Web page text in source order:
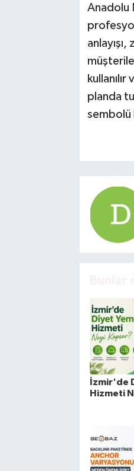
Anadolu
planda
sembolü
İzmir'de
Hizmeti